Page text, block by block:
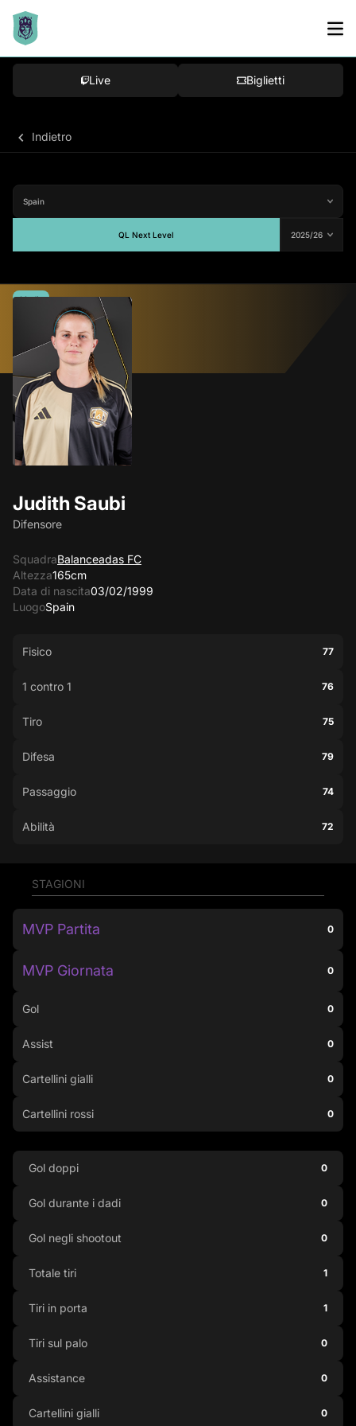
Live Biglietti
Indietro
QL Next Level
Judith Saubi
Difensore
SquadraBalanceadas FC
Altezza165cm
Data di nascita03/02/1999
LuogoSpain
Media
Fisico 77
1 contro 1 76
Tiro 75
Difesa 79
Passaggio 74
Abilità 72
STAGIONI
MVP Partita 0
MVP Giornata 0
Gol 0
Assist 0
Cartellini gialli 0
Cartellini rossi 0
Gol doppi 0
Gol durante i dadi 0
Gol negli shootout 0
Totale tiri 1
Tiri in porta 1
Tiri sul palo 0
Assistance 0
Cartellini gialli 0